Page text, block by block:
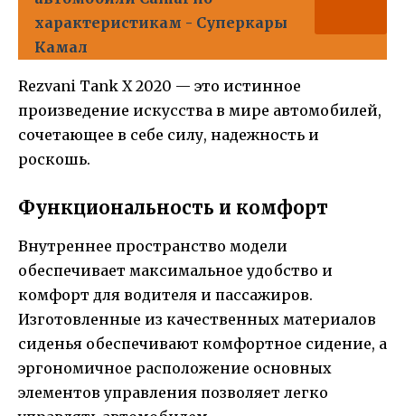
характеристикам - Суперкары
Камал
Rezvani Tank X 2020 — это истинное
произведение искусства в мире автомобилей,
сочетающее в себе силу, надежность и
роскошь.
Функциональность и комфорт
Внутреннее пространство модели
обеспечивает максимальное удобство и
комфорт для водителя и пассажиров.
Изготовленные из качественных материалов
сиденья обеспечивают комфортное сидение, а
эргономичное расположение основных
элементов управления позволяет легко